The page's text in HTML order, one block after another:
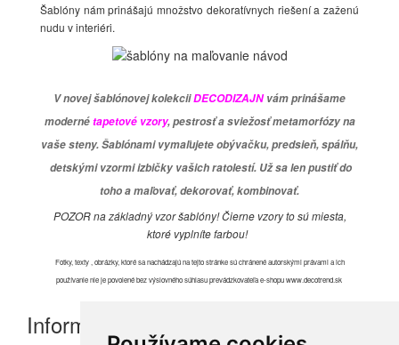
Šablóny nám prinášajú množstvo dekoratívnych riešení a zaženú
nudu v interiéri.
V novej šablónovej kolekciiDECODIZAJNvám prinášame
modernétapetové vzory, pestrosť a sviežosť metamorfózy na
vaše steny. Šablónami vymaľujete obývačku, predsieň, spálňu,
detskými vzormi izbičky vašich ratolestí. Už sa len pustiť do
toho a maľovať, dekorovať, kombinovať.
POZOR na základný vzor šablóny! Čierne vzory to sú miesta,
ktoré vyplníte farbou!
Fotky, texty , obrázky, ktoré sa nachádzajú na tejto stránke sú chránené autorskými právami a ich
používanie nie je povolené bez výslovného súhlasu prevádzkovateľa e-shopu www.decotrend.sk
Informácie